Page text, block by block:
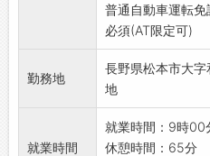
す。
設計者にステップ
スキルとなります
エーアイテック
立や調整ができる
変更の範囲:会社
普通自動車運転免
必須(AT限定可)
勤務地
長野県松本市大
地
就業時間
就業時間：9時00
休憩時間：65分